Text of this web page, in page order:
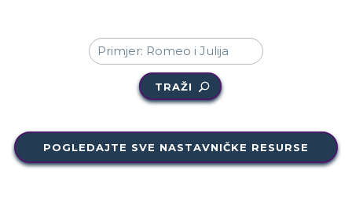
TRAŽI
POGLEDAJTE SVE NASTAVNIČKE RESURSE